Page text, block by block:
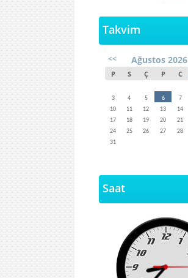
Takvim
<< Ağustos 2026
P S Ç P C
3
4 5 6 7
10
11 12 13 14
17
18 19 20 21
24
25 26 27 28
31
Saat